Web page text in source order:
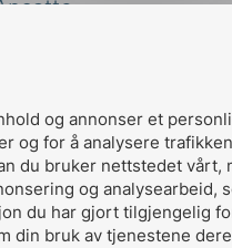
og annonser et
og for å analysere
du bruker nettstedet vårt,
og analysearbeid,
du har gjort tilgjengelig
din bruk av tjenestene
and developed